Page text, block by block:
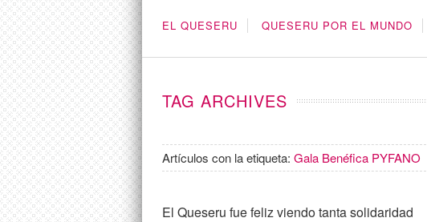
EL QUESERU QUESERU POR EL MUNDO
TAG ARCHIVES
Artículos con la etiqueta: Gala Benéfica PYFANO
El Queseru fue feliz viendo tanta solidaridad